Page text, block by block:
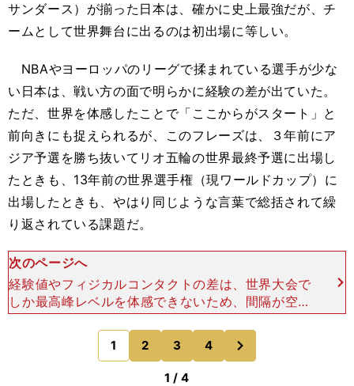
サンダース）が揃った日本は、確かに史上最強だが、チ
ームとして世界舞台に出るのは初出場に等しい。
NBAやヨーロッパのリーグで揉まれている選手が少な
い日本は、戦い方の面で明らかに経験の差が出ていた。
ただ、世界を体感したことで「ここからがスタート」と
前向きにも捉えられるが、このフレーズは、３年前にア
ジア予選を勝ち抜いてリオ五輪の世界最終予選に出場し
たときも、13年前の世界選手権（現ワールドカップ）に
出場したときも、やはり同じような言葉で総括されて繰
り返されている課題だ。
次のページへ
経験値やフィジカルコンタクトの差は、世界大会で
しか最高峰レベルを体感できないため、間隔が空い
てしまうと、どうしてもその感覚を忘れてしまう。
この問題は、世界を体感した者が国内の選手に伝
え、また、その差を
1 2 3 4
のページへ
1 / 4